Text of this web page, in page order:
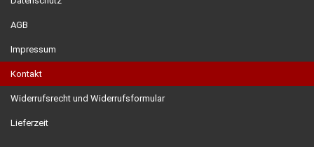
AGB
Impressum
Kontakt
Widerrufsrecht und Widerrufsformular
Lieferzeit